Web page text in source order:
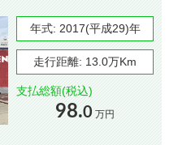
年式: 2017(平成29)年
走行距離: 13.0万Km
支払総額(税込)
98.0 万円